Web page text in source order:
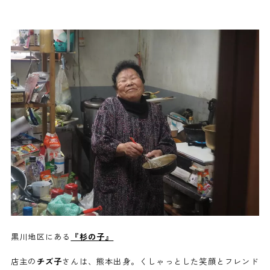
黒川地区にある 『杉の子』
店主の チズ子さんは、熊本出身。くしゃっとした笑顔とフレンド